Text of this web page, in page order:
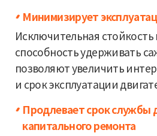
Минимизирует
Исключительная
способность удерживать
позволяют увеличить
и срок эксплуатации
Продлевает срок службы
капитального ремонта